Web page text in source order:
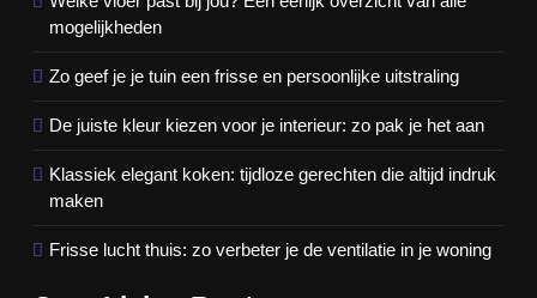
mogelijkheden
Zo geef je je tuin een frisse en persoonlijke uitstraling
De juiste kleur kiezen voor je interieur: zo pak je het aan
Klassiek elegant koken: tijdloze gerechten die altijd indruk
maken
Frisse lucht thuis: zo verbeter je de ventilatie in je woning